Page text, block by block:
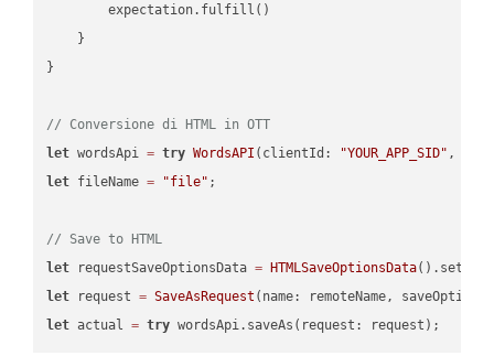
        expectation.fulfill()
    }
}
// Conversione di HTML in OTT
let wordsApi = try WordsAPI (clientId: "YOUR_APP_SID" ,
let fileName = "file" ;
// Save to HTML
let requestSaveOptionsData = HTMLSaveOptionsData
let request = SaveAsRequest (name: remoteName,
let actual = try